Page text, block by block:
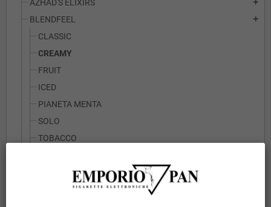
AZHAD'S ELIXIRS add
BLENDFEEL add
CLASSIC
CREAMY
FRUIT
ICED
PIANETA MENTA
SOLO
TOBACCO
CHARLIE'S CHALK DUST - PACHA MAMA